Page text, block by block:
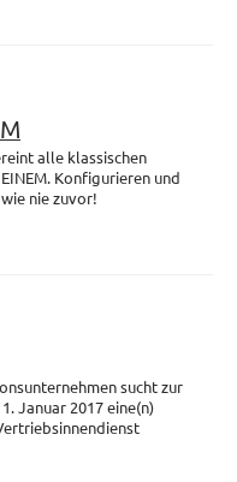
alle klassischen
Konfigurieren und
nie zuvor!
sucht zur
Januar 2017 eine(n)